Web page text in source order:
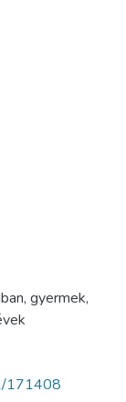
, gyermek,
171408